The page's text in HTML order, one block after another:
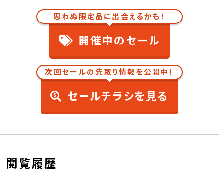
思わぬ限定品に出会えるかも！
開催中のセール
次回セールの先取り情報を公開中！
セールチラシを見る
閲覧履歴